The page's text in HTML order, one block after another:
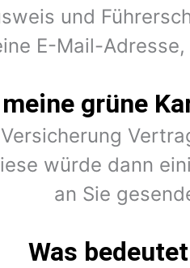
und
E-Mail-Adresse,
grüne
würde dann
an Sie
Was